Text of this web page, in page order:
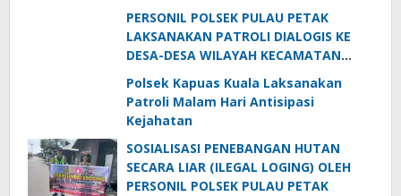
PELAKU KARHUTLA KE MASYARAKAT
KECAMATAN PULAU PETAK
PERSONIL POLSEK PULAU PETAK
LAKSANAKAN PATROLI DIALOGIS KE
DESA-DESA WILAYAH KECAMATAN
PULAU PETAK
Polsek Kapuas Kuala Laksanakan
Patroli Malam Hari Antisipasi
Kejahatan
SOSIALISASI PENEBANGAN HUTAN
SECARA LIAR (ILEGAL LOGING) OLEH
PERSONIL POLSEK PULAU PETAK